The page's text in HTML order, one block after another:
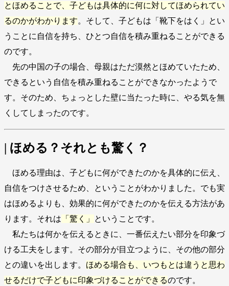
とほめることで、子どもは具体的に何に対してほめられてい
るのかがわかります。そして、子どもは「靴下をはく」とい
うことに自信を持ち、ひとつ自信を積み重ねることができる
のです。
先の中国の子の場合、母親はただ漠然とほめていたため、
できるという自信を積み重ねることができなかったようで
す。そのため、ちょっとした壁に当たった時に、やる気を無
くしてしまったのです。
| ほめる？それとも驚く？
ほめる理由は、子どもに何ができたのかを具体的に伝え、
自信をつけさせるため、ということがわかりました。でも実
はほめるよりも、効果的に何ができたのかを伝える方法があ
ります。それは 「驚く」
ということです。
私たちは何かを伝えるときに、一番伝えたい部分を印象づ
ける工夫をします。その部分が目立つように、その他の部分
との違いを出します。 ほめる場合も、いつもとは違うと思わ
せるだけで子どもに印象づけることができるのです。